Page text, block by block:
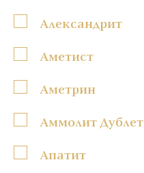
Александрит
Аметист
Аметрин
Аммолит Дублет
Апатит